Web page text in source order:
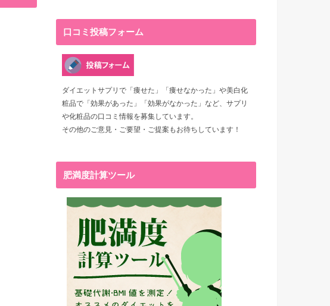
口コミ投稿フォーム
ダイエットサプリで「痩せた」「痩せなかった」や美白化
粧品で「効果があった」「効果がなかった」など、サプリ
や化粧品の口コミ情報を募集しています。
その他のご意見・ご要望・ご提案もお待ちしています！
肥満度計算ツール